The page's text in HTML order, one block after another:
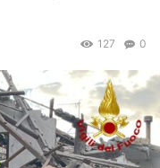
0
127